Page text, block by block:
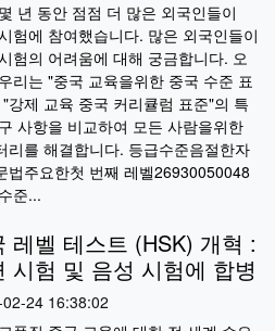
년 동안 점점 더 많은 외국인들이
험에 참여했습니다. 많은 외국인들이
험의 어려움에 대해 궁금합니다. 오
리는 "중국 교육을위한 중국 수준 표
강제 교육 중국 커리큘럼 표준"의 특
사항을 비교하여 모든 사람을위한
리를 해결합니다. 등급수준음절한자
법주요한첫 번째 레벨26930050048
준...
레벨 테스트 (HSK) 개혁 :
시험 및 음성 시험에 합병
24 16:38:02